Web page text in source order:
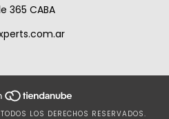
365 CABA
LOS DERECHOS RESERVADOS.